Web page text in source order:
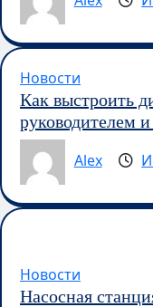
Новости
Как выстроить
руководителем и
Alex
Новости
Насосная